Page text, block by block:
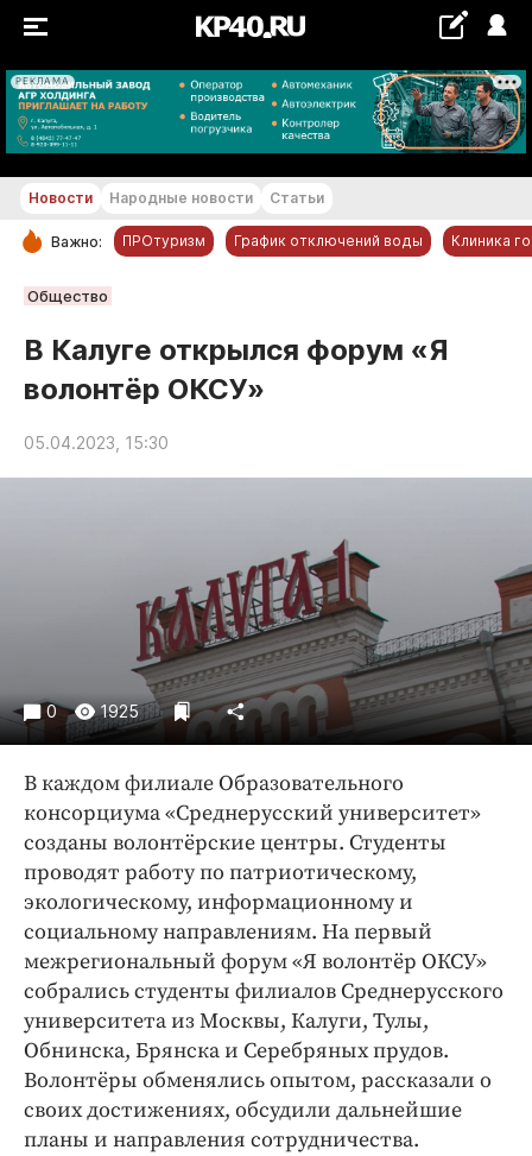
РЕКЛАМА
+19...+20 °С
РУБРИКИ
Новости компаний
Статьи
Народные новости
Авто и транспорт
Недвижимость и ЖКХ
Образование
Общество
Погода
Происшествия
Спорт
Экономика и бизнес
ПРОЕКТЫ
Блоги
Издания
Медиаперсона
Интересное чтиво
Клиника года
Бренд года
Новости Народные новости Статьи
Важно: ПРОтуризм График отключений воды Клиника
Общество
В Калуге открылся форум «Я
волонтёр ОКСУ»
05.04.2023, 15:30
0 1925
В каждом филиале Образовательного
консорциума «Среднерусский университет»
созданы волонтёрские центры. Студенты
проводят работу по патриотическому,
экологическому, информационному и
социальному направлениям. На первый
межрегиональный форум «Я волонтёр ОКСУ»
собрались студенты филиалов Среднерусского
университета из Москвы, Калуги, Тулы,
Обнинска, Брянска и Серебряных прудов.
Волонтёры обменялись опытом, рассказали о
своих достижениях, обсудили дальнейшие
планы и направления сотрудничества.